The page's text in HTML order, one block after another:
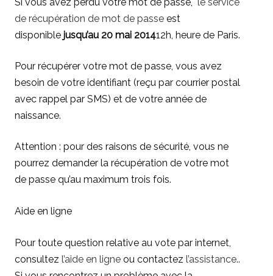
de récupération de mot de passe est
disponible jusqu’au 20 mai 201412h, heure de Paris.
Pour récupérer votre mot de passe, vous avez
besoin de votre identifiant (reçu par courrier postal
avec rappel par SMS) et de votre année de
naissance.
Attention : pour des raisons de sécurité, vous ne
pourrez demander la récupération de votre mot
de passe qu’au maximum trois fois.
Aide en ligne
Pour toute question relative au vote par internet,
consultez l’aide en ligne ou contactez l’assistance..